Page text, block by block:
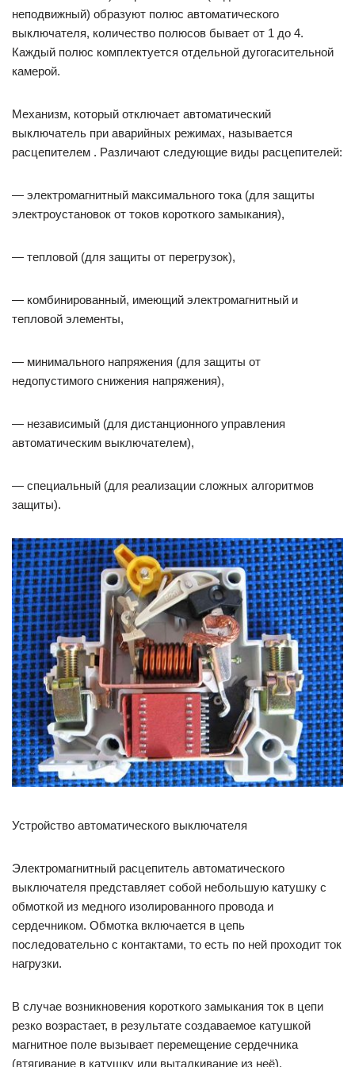
неподвижный) образуют полюс автоматического
выключателя, количество полюсов бывает от 1 до 4.
Каждый полюс комплектуется отдельной дугогасительной
камерой.
Механизм, который отключает автоматический
выключатель при аварийных режимах, называется
расцепителем . Различают следующие виды расцепителей:
— электромагнитный максимального тока (для защиты
электроустановок от токов короткого замыкания),
— тепловой (для защиты от перегрузок),
— комбинированный, имеющий электромагнитный и
тепловой элементы,
— минимального напряжения (для защиты от
недопустимого снижения напряжения),
— независимый (для дистанционного управления
автоматическим выключателем),
— специальный (для реализации сложных алгоритмов
защиты).
Устройство автоматического выключателя
Электромагнитный расцепитель автоматического
выключателя представляет собой небольшую катушку с
обмоткой из медного изолированного провода и
сердечником. Обмотка включается в цепь
последовательно с контактами, то есть по ней проходит ток
нагрузки.
В случае возникновения короткого замыкания ток в цепи
резко возрастает, в результате создаваемое катушкой
магнитное поле вызывает перемещение сердечника
(втягивание в катушку или выталкивание из неё).